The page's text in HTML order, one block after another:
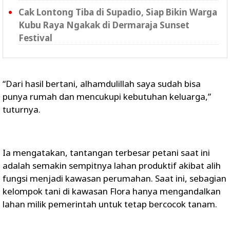
Cak Lontong Tiba di Supadio, Siap Bikin Warga
Kubu Raya Ngakak di Dermaraja Sunset
Festival
“Dari hasil bertani, alhamdulillah saya sudah bisa
punya rumah dan mencukupi kebutuhan keluarga,”
tuturnya.
Ia mengatakan, tantangan terbesar petani saat ini
adalah semakin sempitnya lahan produktif akibat alih
fungsi menjadi kawasan perumahan. Saat ini, sebagian
kelompok tani di kawasan Flora hanya mengandalkan
lahan milik pemerintah untuk tetap bercocok tanam.